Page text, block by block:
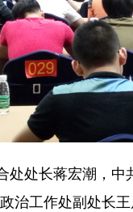
处长蒋宏潮，中
治工作处副处长